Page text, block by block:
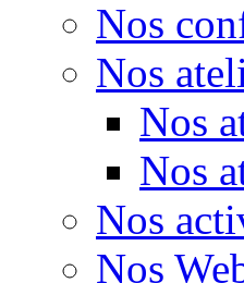
Nos
Nos
Nos
Nos
Nos
Nos